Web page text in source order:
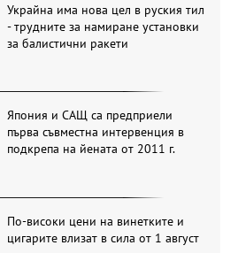
Украйна има нова цел в руския тил
- трудните за намиране установки
за балистични ракети
Япония и САЩ са предприели
първа съвместна интервенция в
подкрепа на йената от 2011 г.
По-високи цени на винетките и
цигарите влизат в сила от 1 август